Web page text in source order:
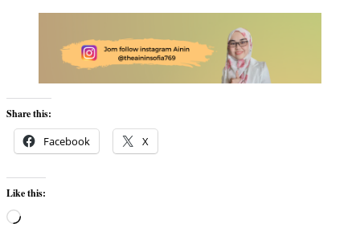
Share this:
Facebook X
Like this:
Loading…